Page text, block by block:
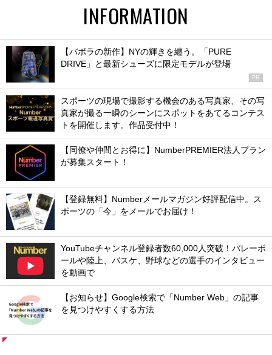
INFORMATION
【バボラの新作】NYの輝きを纏う。「PURE
DRIVE」と最新シューズに限定モデルが登場
PR
スポーツの現場で撮影する機会のある写真家、その写
真家が撮る一瞬のシーンにスポットをあてるコンテス
トを開催します。作品受付中！
【同僚や仲間とお得に】NumberPREMIER法人プラン
が募集スタート！
【登録無料】Numberメールマガジン好評配信中。ス
ポーツの「今」をメールでお届け！
YouTubeチャンネル登録者数60,000人突破！バレーボ
ールや陸上、バスケ、野球などの選手のインタビュー
を動画で
【お知らせ】Google検索で「Number Web」の記事
を見つけやすくする方法